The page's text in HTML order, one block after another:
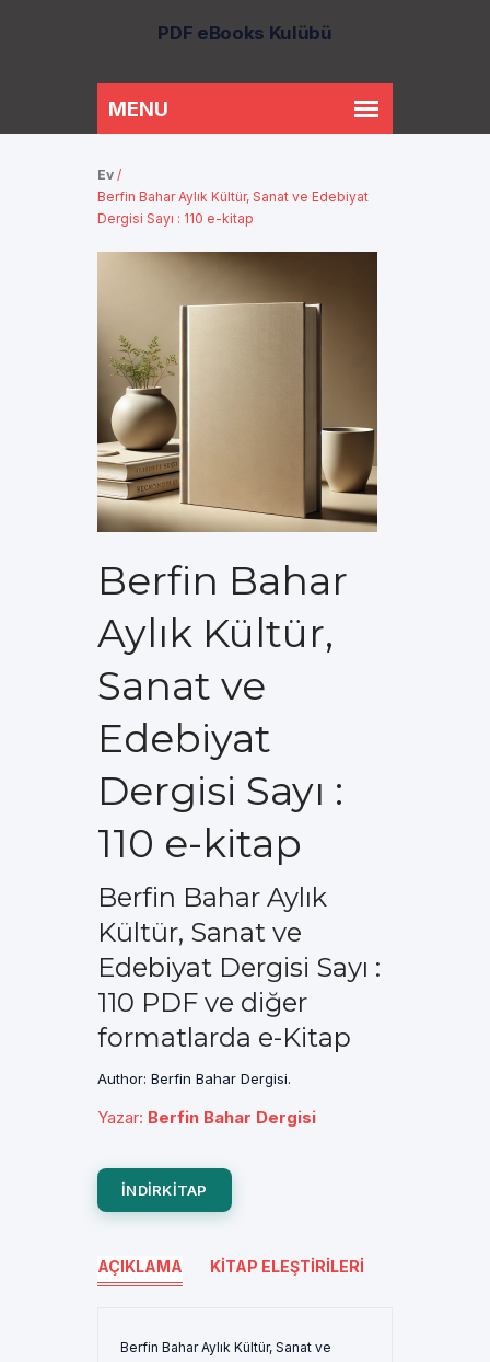
PDF eBooks Kulübü
Ev /
Berfin Bahar Aylık Kültür, Sanat ve Edebiyat
Dergisi Sayı : 110 e-kitap
Berfin Bahar
Aylık Kültür,
Sanat ve
Edebiyat
Dergisi Sayı :
110 e-kitap
Berfin Bahar Aylık
Kültür, Sanat ve
Edebiyat Dergisi Sayı :
110 PDF ve diğer
formatlarda e-Kitap
Author: Berfin Bahar Dergisi.
Yazar: Berfin Bahar Dergisi
INDIRKITAP
AÇIKLAMA KITAP ELEŞTIRILERI
Berfin Bahar Aylık Kültür, Sanat ve